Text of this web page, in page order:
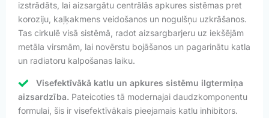
izstrādāts, lai aizsargātu centrālās apkures sistēmas pret
koroziju, kaļķakmens veidošanos un nogulšņu uzkrāšanos.
Tas cirkulē visā sistēmā, radot aizsargbarjeru uz iekšējām
metāla virsmām, lai novērstu bojāšanos un pagarinātu katla
un radiatoru kalpošanas laiku.
Visefektīvākā katlu un apkures sistēmu ilgtermiņa
aizsardzība. Pateicoties tā modernajai daudzkomponentu
formulai, šis ir visefektīvākais pieejamais katlu inhibitors.